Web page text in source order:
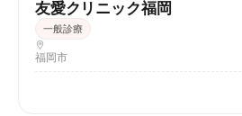
友愛クリニック福岡
一般診療
福岡市